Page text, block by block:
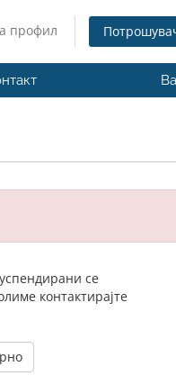
профил
се
контактирајте